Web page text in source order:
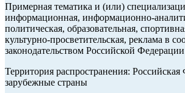
Примерная тематика и (или)
информационная, информационно-
политическая, образовательная,
культурно-просветительская, реклама в
законодательством Российской
Территория распространения: Российская
зарубежные страны